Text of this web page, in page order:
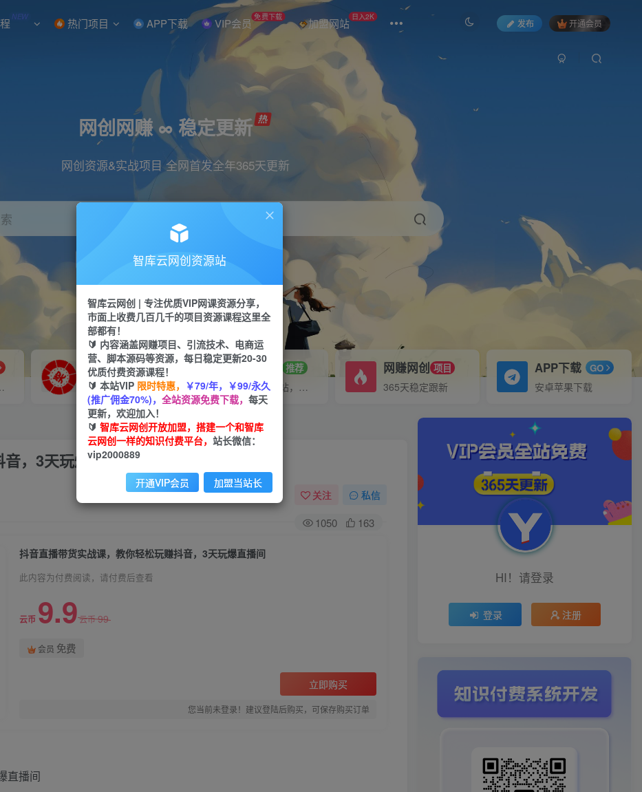
NEW 热门项目 APP下载 VIP会员 免费下载 加盟网站 日入2K
发布 开通会员
网创网赚 ∞ 稳定更新
网创资源&实战项目 全网首发全年365天更新
直播 小红书 剪辑
路子。
VIP推广
70%分佣
会员专属推广链接
招募站长 推荐
搭建同款网站，自己当老板
网赚网创 项目
365天稳定跟新
APP下载 GO
安卓苹果下载
，3天玩爆直播间
关注 私信
1050 163
抖音直播带货实战课，教你轻松玩赚抖音，3天玩爆直播间
此内容为付费阅读，请付费后查看
云币 9.9云币99
会员 免费
立即购买
您当前未登录！建议登陆后购买，可保存购买订单
HI！请登录
登录 注册
智库云网创资源站
智库云网创 | 专注优质VIP网课资源分享，
市面上收费几百几千的项目资源课程这里全
部都有！
🔰 内容涵盖网赚项目、引流技术、电商运
营、脚本源码等资源，每日稳定更新20-30
优质付费资源课程！
🔰 本站VIP 限时特惠， ￥79/年，￥99/永久
(推广佣金70%)， 全站资源免费下载， 每天
更新，欢迎加入！
🔰 智库云网创开放加盟，搭建一个和智库
云网创一样的知识付费平台， 站长微信：
vip2000889
开通VIP会员 加盟当站长